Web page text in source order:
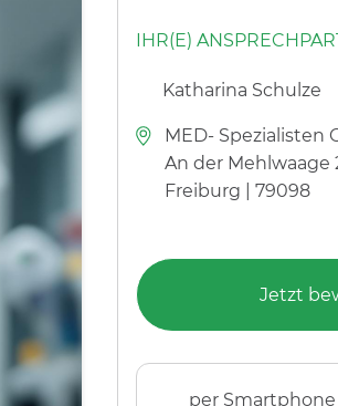
IHR(E)
Katharina Schulze
MED- Spezialisten
An der Mehlwaage
Freiburg | 79098
Jetzt
per